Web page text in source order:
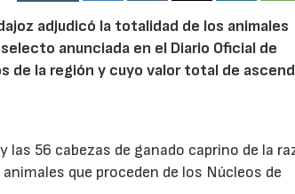
adjudicó la totalidad de los animales
anunciada en el Diario Oficial de
de la región y cuyo valor total de
las 56 cabezas de ganado caprino de la
que proceden de los Núcleos de